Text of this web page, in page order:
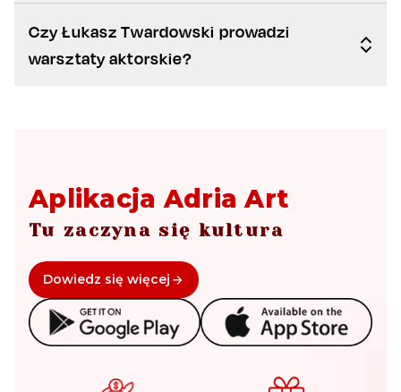
Czy Łukasz Twardowski prowadzi
warsztaty aktorskie?
Aplikacja Adria Art
Tu zaczyna się kultura
Dowiedz się więcej